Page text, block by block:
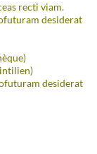
recti viam.
desiderat
desiderat